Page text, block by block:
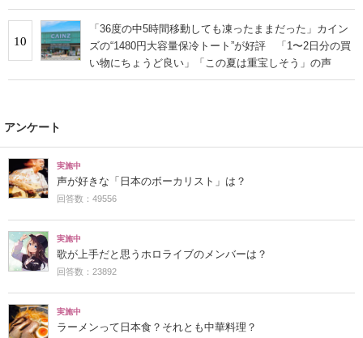
10
「36度の中5時間移動しても凍ったままだった」カイン
ズの“1480円大容量保冷トート”が好評 「1〜2日分の買
い物にちょうど良い」「この夏は重宝しそう」の声
アンケート
実施中
声が好きな「日本のボーカリスト」は？
回答数：49556
実施中
歌が上手だと思うホロライブのメンバーは？
回答数：23892
実施中
ラーメンって日本食？それとも中華料理？